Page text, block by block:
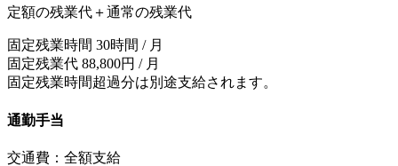
定額の残業代＋通常の残業代
固定残業時間 30時間 / 月
固定残業代 88,800円 / 月
固定残業時間超過分は別途支給されます。
通勤手当
交通費：全額支給